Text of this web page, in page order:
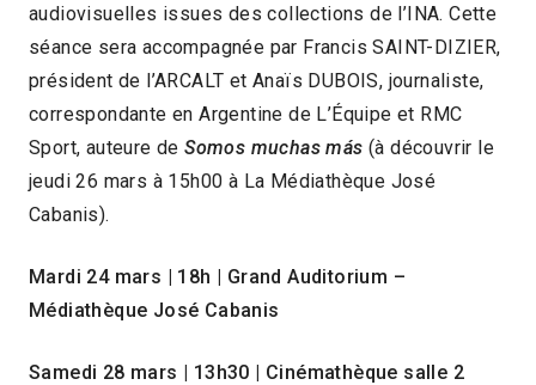
audiovisuelles issues des collections de l’INA. Cette
séance sera accompagnée par Francis SAINT-DIZIER,
président de l’ARCALT et Anaïs DUBOIS, journaliste,
correspondante en Argentine de L’Équipe et RMC
Sport, auteure de Somos muchas más (à découvrir le
jeudi 26 mars à 15h00 à La Médiathèque José
Cabanis).
Mardi 24 mars | 18h | Grand Auditorium –
Médiathèque José Cabanis
Samedi 28 mars | 13h30 | Cinémathèque salle 2